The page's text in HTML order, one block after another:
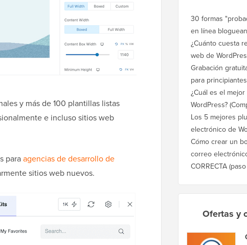
y más de 100 plantillas listas
e incluso sitios web
paraagencias de desarrollo de
sitios web nuevos.
30 formas
en línea
¿Cuánto cuesta
web de
Grabación
para principiantes
¿Cuál es el
WordPress?
Los 5 mejores
electrónico de
Cómo crear un
correo
CORRECTA
Ofertas y